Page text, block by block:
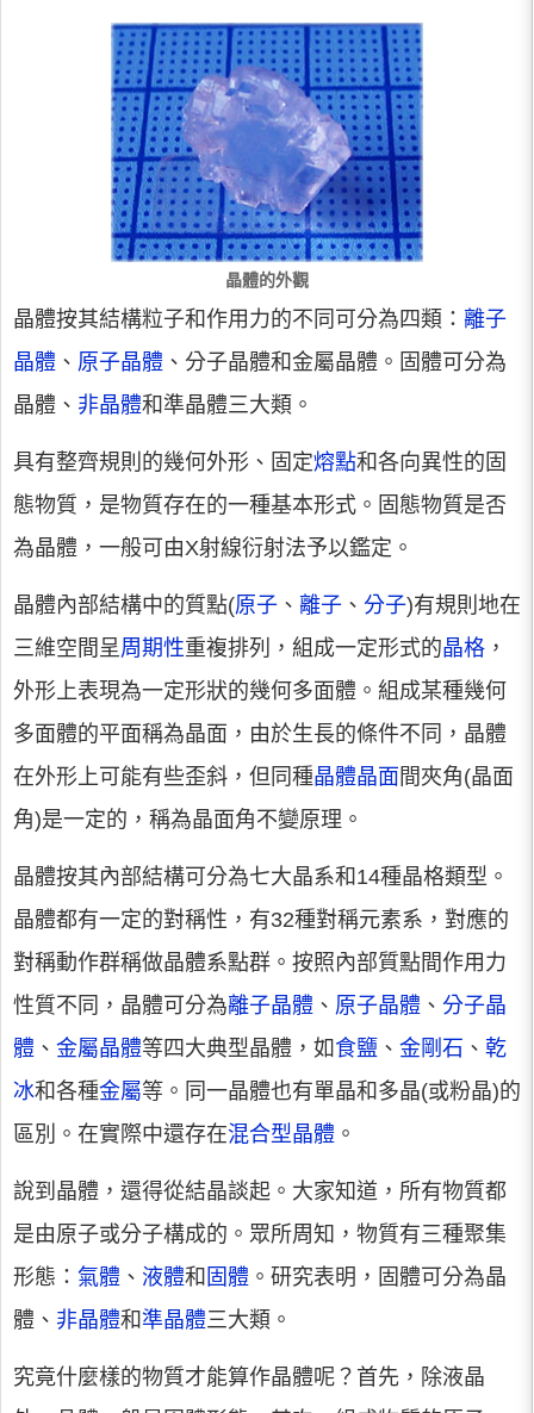
晶體的外觀
晶體按其結構粒子和作用力的不同可分為四類： 離子
晶體 、 原子晶體 、分子晶體和金屬晶體。固體可分為
晶體、 非晶體和準晶體三大類。
具有整齊規則的幾何外形、固定熔點和各向異性的固
態物質，是物質存在的一種基本形式。固態物質是否
為晶體，一般可由X射線衍射法予以鑑定。
晶體內部結構中的質點(原子 、 離子 、 分子)有規則地在
三維空間呈周期性重複排列，組成一定形式的晶格 ，
外形上表現為一定形狀的幾何多面體。組成某種幾何
多面體的平面稱為晶面，由於生長的條件不同，晶體
在外形上可能有些歪斜，但同種晶體晶面 間夾角(晶面
角)是一定的，稱為晶面角不變原理。
晶體按其內部結構可分為七大晶系和14種晶格類型。
晶體都有一定的對稱性，有32種對稱元素系，對應的
對稱動作群稱做晶體系點群。按照內部質點間作用力
性質不同，晶體可分為離子晶體 、 原子晶體 、 分子晶
體 、 金屬晶體等四大典型晶體，如 食鹽 、 金剛石 、 乾
冰和各種金屬等。同一晶體也有單晶和多晶(或粉晶)的
區別。在實際中還存在混合型晶體 。
說到晶體，還得從結晶談起。大家知道，所有物質都
是由原子或分子構成的。眾所周知，物質有三種聚集
形態： 氣體 、 液體和 固體 。研究表明，固體可分為晶
體、 非晶體和準晶體三大類。
究竟什麼樣的物質才能算作晶體呢？首先，除液晶